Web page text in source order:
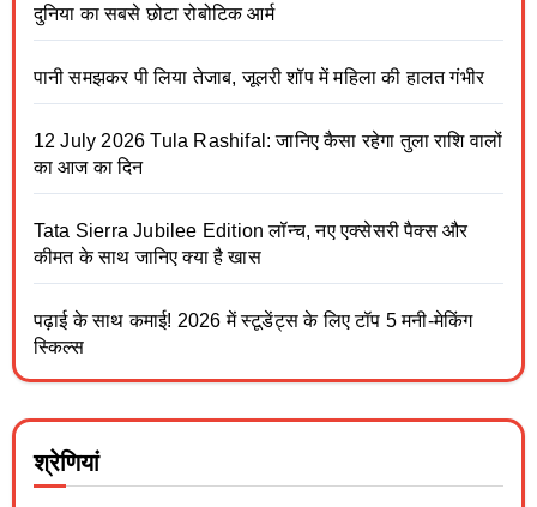
दुनिया का सबसे छोटा रोबोटिक आर्म
पानी समझकर पी लिया तेजाब, जूलरी शॉप में महिला की हालत गंभीर
12 July 2026 Tula Rashifal: जानिए कैसा रहेगा तुला राशि वालों
का आज का दिन
Tata Sierra Jubilee Edition लॉन्च, नए एक्सेसरी पैक्स और
कीमत के साथ जानिए क्या है खास
पढ़ाई के साथ कमाई! 2026 में स्टूडेंट्स के लिए टॉप 5 मनी-मेकिंग
स्किल्स
श्रेणियां